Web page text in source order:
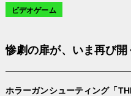
ビデオゲーム
惨劇の扉が、いま再び
ホラーガンシューティング「